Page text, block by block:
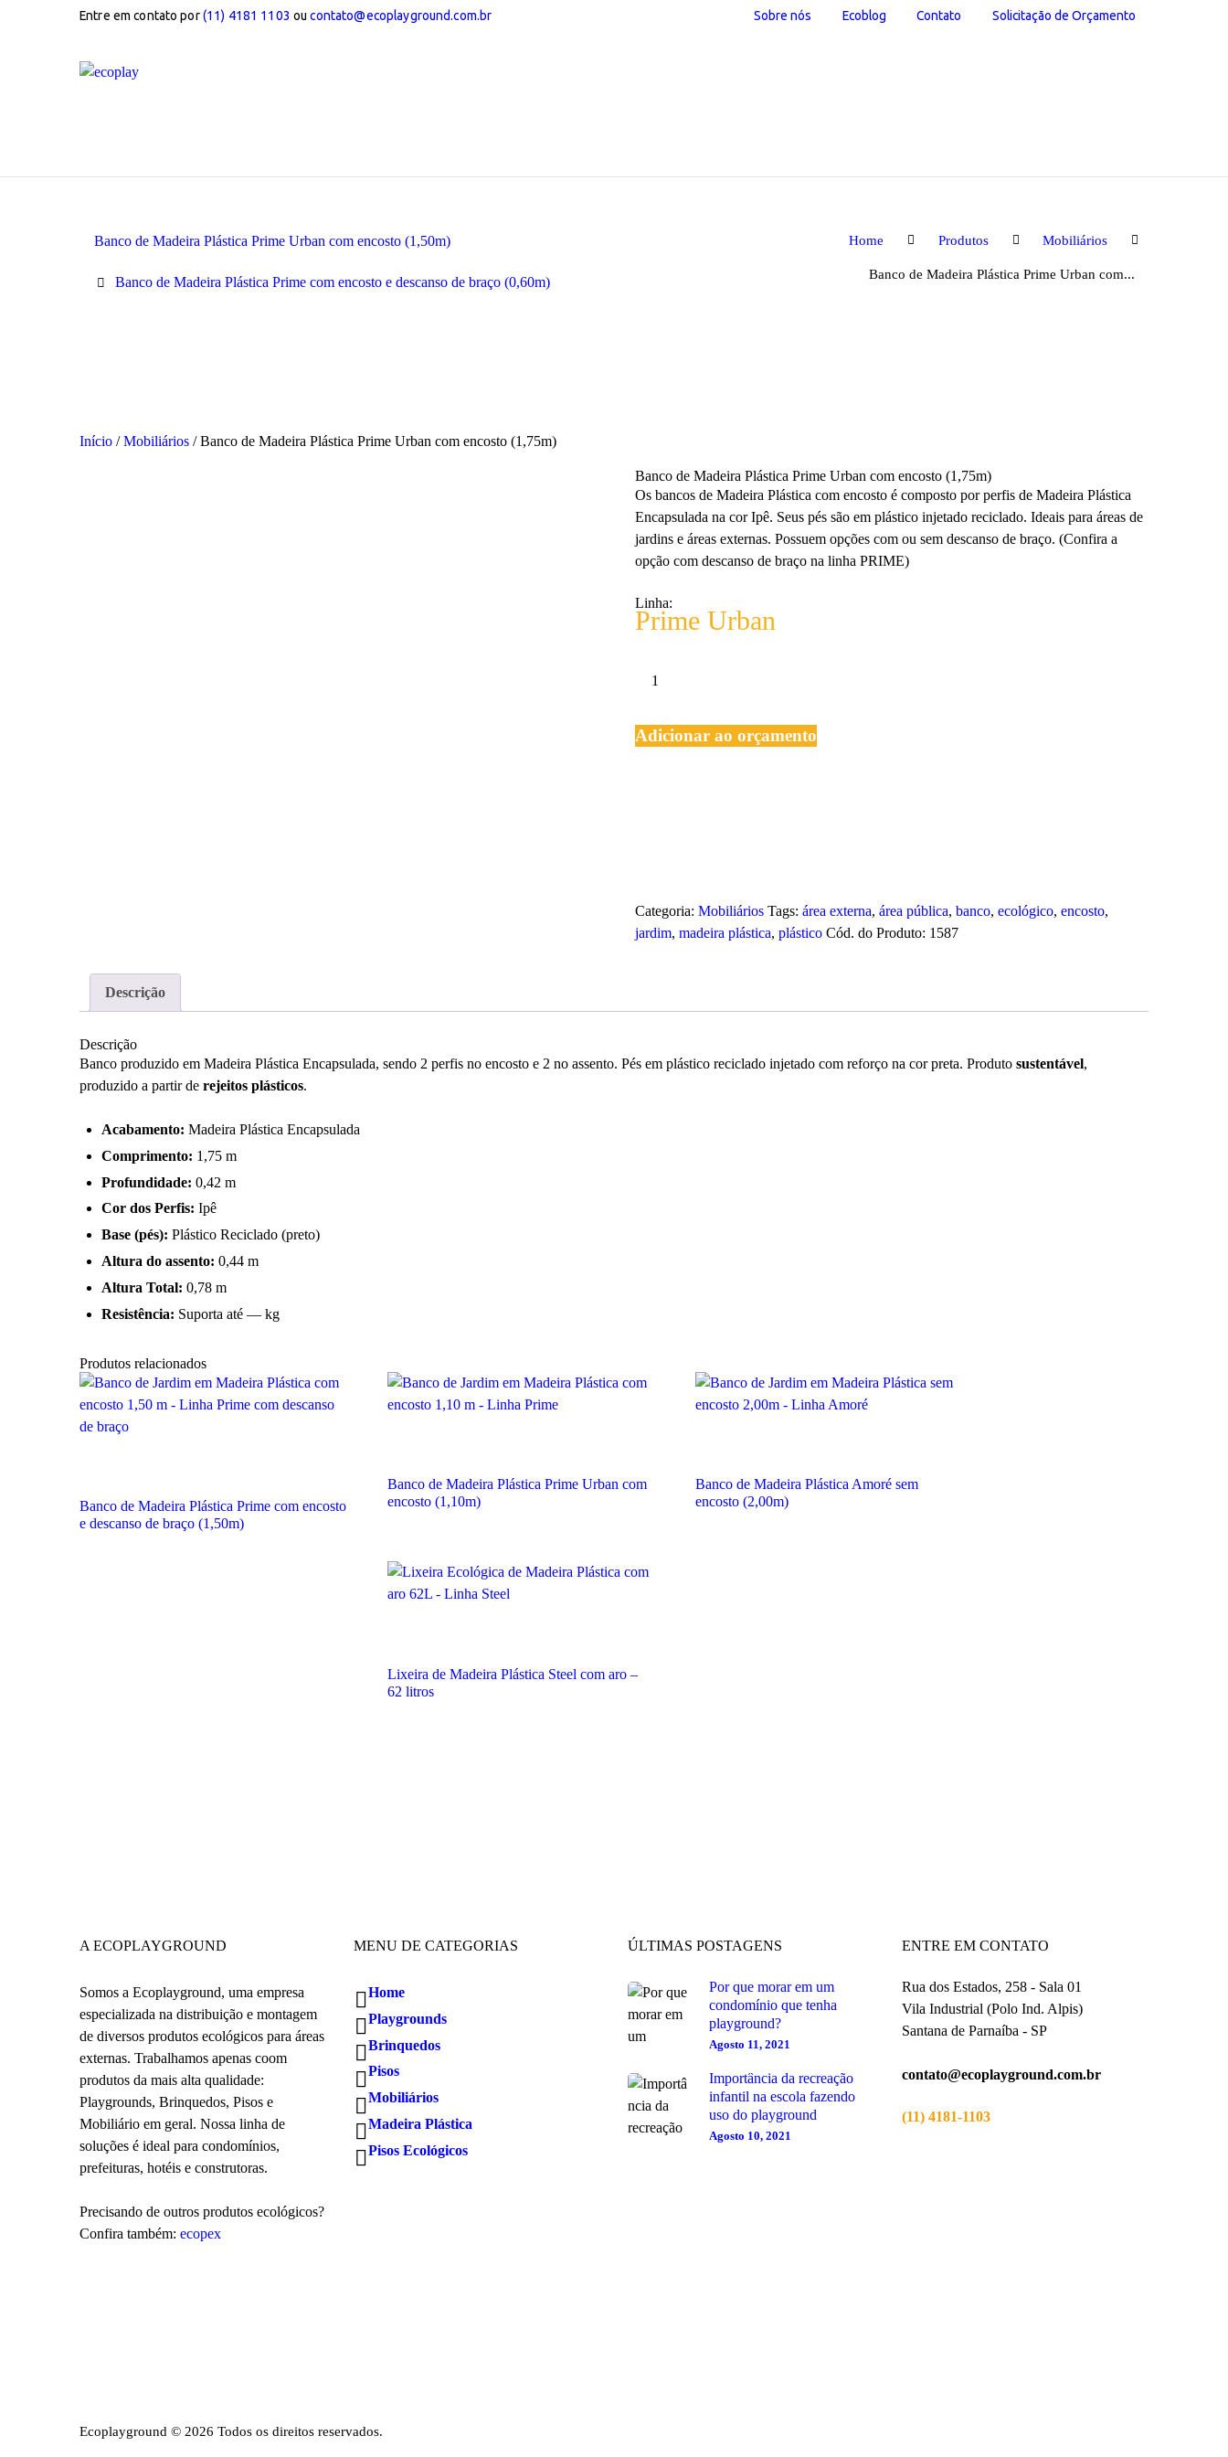
Entre em contato por(11) 4181 1103 oucontato@ecoplayground.com.br Sobre nós Ecoblog Contato Solicitação de Orçamento
Banco de Madeira Plástica Prime Urban com encosto (1,50m)
Banco de Madeira Plástica Prime com encosto e descanso de braço (0,60m)
Home Produtos Mobiliários
Banco de Madeira Plástica Prime Urban com...
Início /Mobiliários / Banco de Madeira Plástica Prime Urban com encosto (1,75m)
Banco de Madeira Plástica Prime Urban com encosto (1,75m)
Os bancos de Madeira Plástica com encosto é composto por perfis de Madeira Plástica
Encapsulada na cor Ipê. Seus pés são em plástico injetado reciclado. Ideais para áreas de
jardins e áreas externas. Possuem opções com ou sem descanso de braço. (Confira a
opção com descanso de braço na linha PRIME)
Linha:
Prime Urban
Banco
Plástica
Adicionar ao orçamento
Categoria:Mobiliários Tags:área externa,área pública,banco,ecológico,encosto,
jardim,madeira plástica,plástico Cód. do Produto: 1587
Descrição
Descrição
Banco produzido em Madeira Plástica Encapsulada, sendo 2 perfis no encosto e 2 no assento. Pés em plástico reciclado injetado com reforço na cor preta. Produto sustentável,
produzido a partir de rejeitos plásticos.
Acabamento: Madeira Plástica Encapsulada
Comprimento: 1,75 m
Profundidade: 0,42 m
Cor dos Perfis: Ipê
Base (pés): Plástico Reciclado (preto)
Altura do assento: 0,44 m
Altura Total: 0,78 m
Resistência: Suporta até — kg
Produtos relacionados
Banco de Madeira Plástica Prime com encosto
e descanso de braço (1,50m)
Banco de Madeira Plástica Prime Urban com
encosto (1,10m)
Banco de Madeira Plástica Amoré sem
encosto (2,00m)
Lixeira de Madeira Plástica Steel com aro –
62 litros
A ECOPLAYGROUND
Somos a Ecoplayground, uma empresa
especializada na distribuição e montagem
de diversos produtos ecológicos para áreas
externas. Trabalhamos apenas coom
produtos da mais alta qualidade:
Playgrounds, Brinquedos, Pisos e
Mobiliário em geral. Nossa linha de
soluções é ideal para condomínios,
prefeituras, hotéis e construtoras.
Precisando de outros produtos ecológicos?
Confira também: ecopex
MENU DE CATEGORIAS
Home
Playgrounds
Brinquedos
Pisos
Mobiliários
Madeira Plástica
Pisos Ecológicos
ÚLTIMAS POSTAGENS
Por que morar em um
condomínio que tenha
playground?
Agosto 11, 2021
Importância da recreação
infantil na escola fazendo
uso do playground
Agosto 10, 2021
ENTRE EM CONTATO
Rua dos Estados, 258 - Sala 01
Vila Industrial (Polo Ind. Alpis)
Santana de Parnaíba - SP
contato@ecoplayground.com.br
(11) 4181-1103
Ecoplayground © 2026 Todos os direitos reservados.